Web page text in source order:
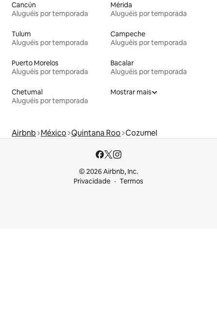
Cancún
Aluguéis por temporada
Mérida
Aluguéis por temporada
Tulum
Aluguéis por temporada
Campeche
Aluguéis por temporada
Puerto Morelos
Aluguéis por temporada
Bacalar
Aluguéis por temporada
Chetumal
Aluguéis por temporada
Mostrar mais
Airbnb México Quintana Roo Cozumel
© 2026 Airbnb, Inc.
Privacidade
Termos